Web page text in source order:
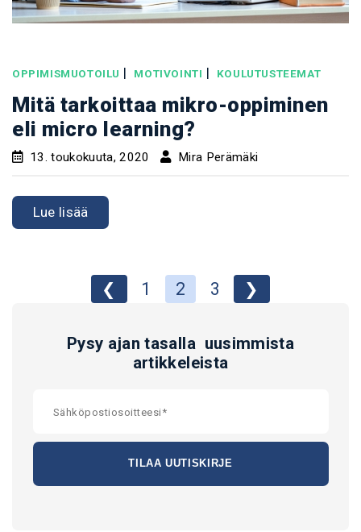
OPPIMISMUOTOILU | MOTIVOINTI | KOULUTUSTEEMAT
Mitä tarkoittaa mikro-oppiminen
eli micro learning?
13. toukokuuta, 2020 Mira Perämäki
Lue lisää
❮ 1 2 3 ❯
Pysy ajan tasalla uusimmista
artikkeleista